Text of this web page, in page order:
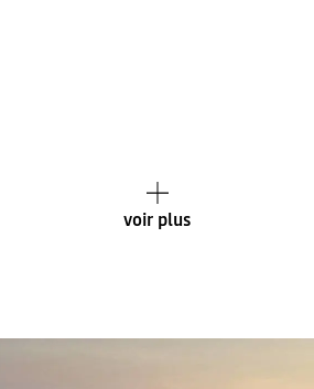
voir plus